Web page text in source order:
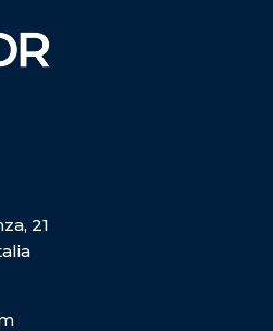
21